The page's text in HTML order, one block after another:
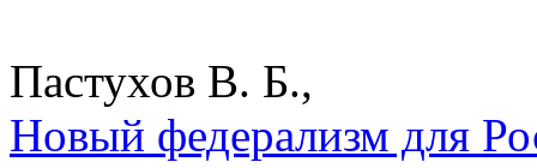
Пастухов В. Б.,
Новый федерализм для